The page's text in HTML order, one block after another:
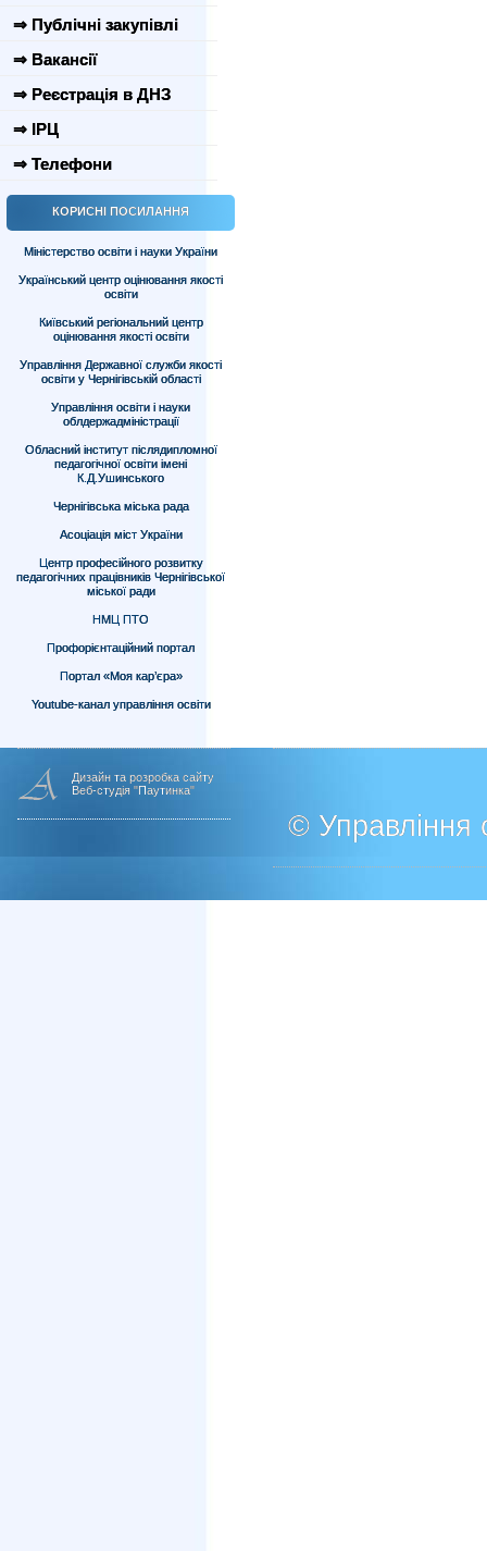
⇒ Публічні закупівлі
⇒ Вакансії
⇒ Реєстрація в ДНЗ
⇒ ІРЦ
⇒ Телефони
КОРИСНІ ПОСИЛАННЯ
Міністерство освіти і науки України
Український центр оцінювання якості
освіти
Київський регіональний центр
оцінювання якості освіти
Управління Державної служби якості
освіти у Чернігівській області
Управління освіти і науки
облдержадміністрації
Обласний інститут післядипломної
педагогічної освіти імені
К.Д.Ушинського
Чернігівська міська рада
Асоціація міст України
Центр професійного розвитку
педагогічних працівників Чернігівської
міської ради
НМЦ ПТО
Профорієнтаційний портал
Портал «Моя кар’єра»
Youtube-канал управління освіти
Дизайн та розробка сайту
Веб-студія "Паутинка"
© Управління